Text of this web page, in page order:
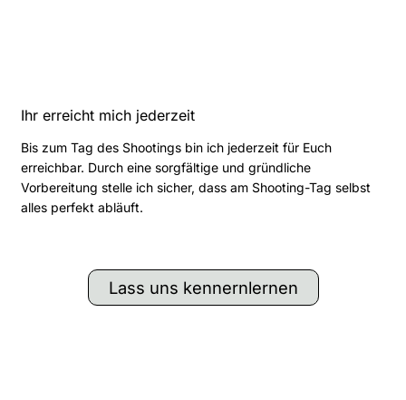
Lass uns kennernlernen
Ihr erreicht mich jederzeit
Bis zum Tag des Shootings bin ich jederzeit für Euch
erreichbar. Durch eine sorgfältige und gründliche
Vorbereitung stelle ich sicher, dass am Shooting-Tag selbst
alles perfekt abläuft.